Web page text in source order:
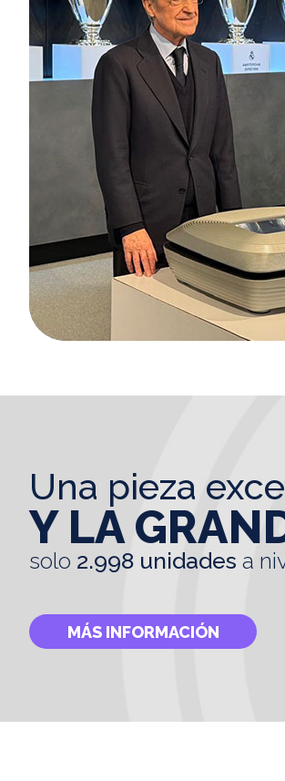
una pieza
Y LA
solo 2.998 unidades a
MÁS INFORMACIÓN